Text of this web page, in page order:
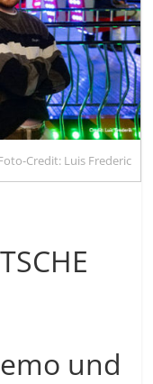
Credit: Luis Frederic
und